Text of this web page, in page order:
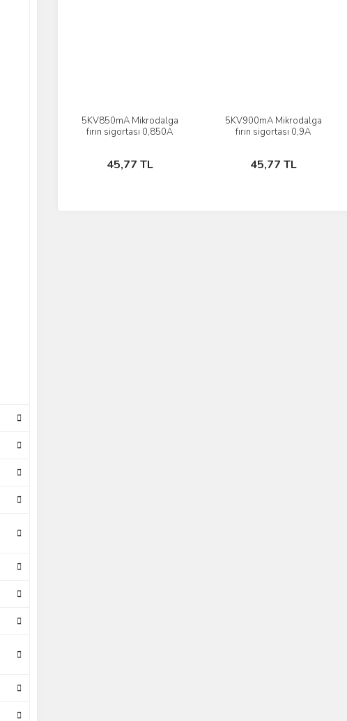
5KV850mA Mikrodalga
fırın sigortası 0,850A
45,77 TL
İncele
Sepete Ekle
5KV900mA Mikrodalga
fırın sigortası 0,9A
45,77 TL
İncele
Sepete Ekle